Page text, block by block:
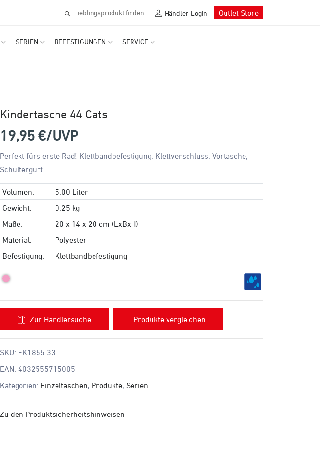
Händler-Login Outlet Store
SERIEN BEFESTIGUNGEN SERVICE
Kindertasche 44 Cats
19,95 €/UVP
Perfekt fürs erste Rad! Klettbandbefestigung, Klettverschluss, Vortasche,
Schultergurt
Volumen:
5,00 Liter
Gewicht:
0,25 kg
Maße:
20 x 14 x 20 cm (LxBxH)
Material:
Polyester
Befestigung:
Klettbandbefestigung
Zur Händlersuche Produkte vergleichen
SKU: EK1855 33
EAN: 4032555715005
Kategorien: Einzeltaschen, Produkte, Serien
Zu den Produktsicherheitshinweisen